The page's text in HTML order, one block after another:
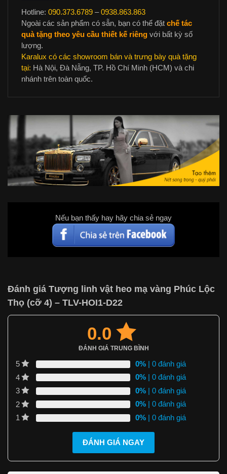
Hotline: 090.373.6789 –0938.863.863
Ngoài các sản phẩm có sẵn, bạn có thể đặt chế tác
quà tặng theo yêu cầu thiết kế riêng với bất kỳ số
lượng.
Karalux có các showroom bán và trưng bày quà tặng
tại: Hà Nội, Đà Nẵng, TP. Hồ Chí Minh (HCM) và chi
nhánh trên toàn quốc.
Nếu bạn thấy hay hãy chia sẻ ngay
Đánh giá Tượng linh vật heo mạ vàng Phúc Lộc
Thọ (cỡ 4) – TLV-HOI1-D22
0.0
ĐÁNH GIÁ TRUNG BÌNH
5 0% | 0 đánh giá
4
0% | 0 đánh giá
3
0% | 0 đánh giá
2
0% | 0 đánh giá
1
0% | 0 đánh giá
ĐÁNH GIÁ NGAY